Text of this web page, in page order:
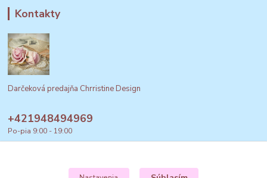
Kontakty
Darčeková predajňa Chrristine Design
+421948494969
Po-pia 9:00 - 19:00